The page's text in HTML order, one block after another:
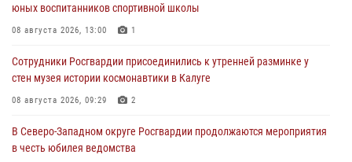
юных воспитанников спортивной школы
08 августа 2026, 13:00 1
Сотрудники Росгвардии присоединились к утренней разминке у
стен музея истории космонавтики в Калуге
08 августа 2026, 09:29 2
В Северо-Западном округе Росгвардии продолжаются мероприятия
в честь юбилея ведомства